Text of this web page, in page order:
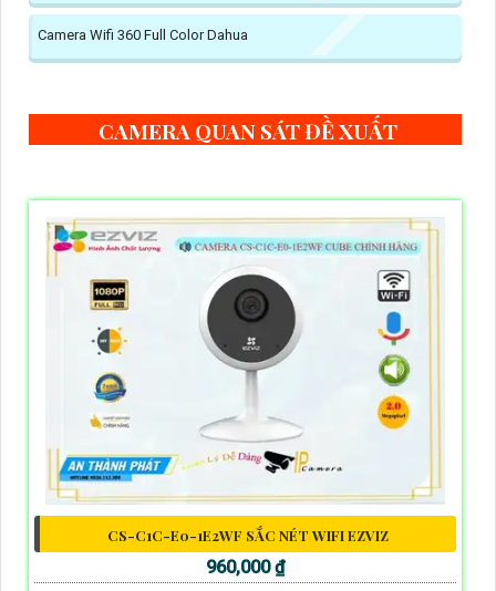
Camera Wifi 360 Full Color Dahua
CAMERA QUAN SÁT ĐỀ XUẤT
CS-C1C-E0-1E2WF SẮC NÉT WIFI EZVIZ
960,000 ₫